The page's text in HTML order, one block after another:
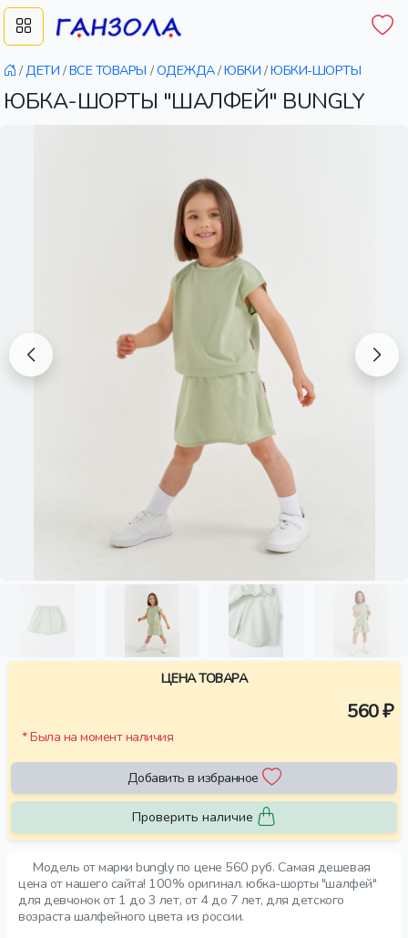
/ДЕТИ /ВСЕ ТОВАРЫ /ОДЕЖДА/ЮБКИ /ЮБКИ-ШОРТЫ
ЮБКА-ШОРТЫ "ШАЛФЕЙ" BUNGLY
Модель от марки bungly по цене 560 руб. Самая дешевая
цена от нашего сайта! 100% оригинал. юбка-шорты "шалфей"
для девчонок от 1 до 3 лет, от 4 до 7 лет, для детского
возраста шалфейного цвета из россии.
ЦЕНА ТОВАРА
560 ₽
* Была на момент наличия
Добавить в избранное
Проверить наличие